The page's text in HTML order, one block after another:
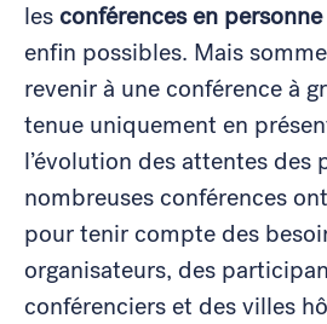
lesconférences en personne
enfin possibles. Mais
revenir à une conférence à
tenue uniquement en
l’évolution des attentes des
nombreuses conférences
pour tenir compte des
organisateurs, des
conférenciers et des villes